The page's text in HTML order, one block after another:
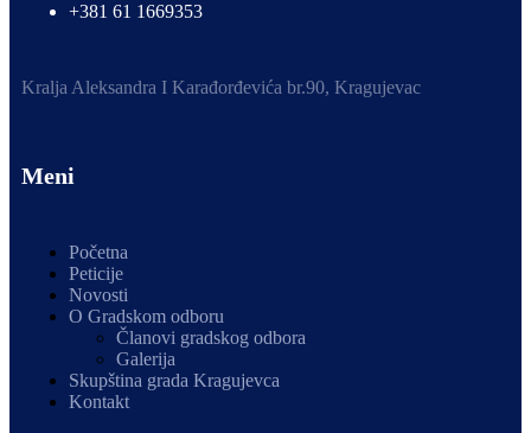
+381 61 1669353
Kralja Aleksandra I Karađorđevića br.90, Kragujevac
Meni
Početna
Peticije
Novosti
O Gradskom odboru
Članovi gradskog odbora
Galerija
Skupština grada Kragujevca
Kontakt